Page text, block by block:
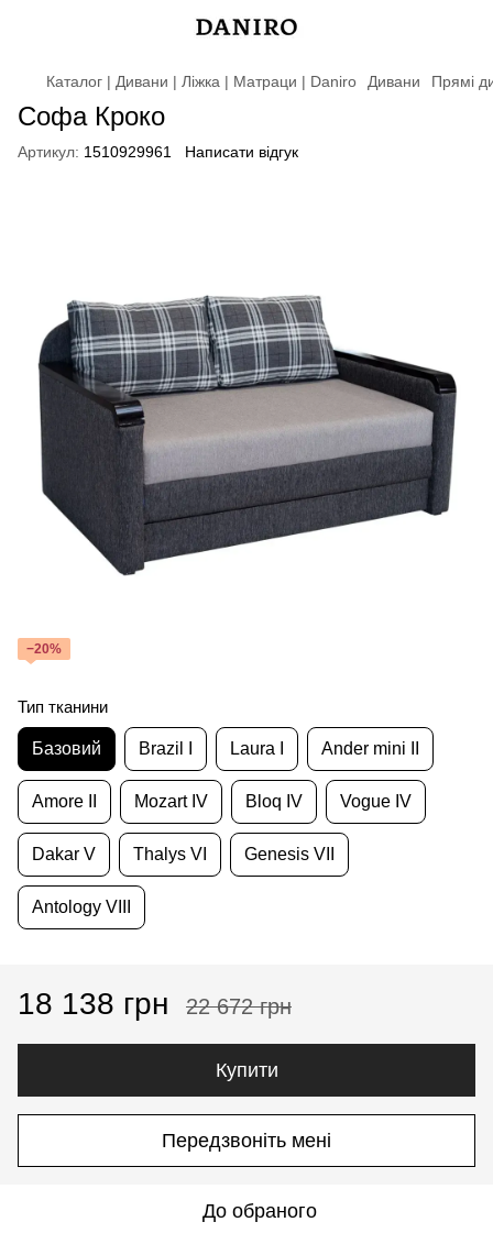
Каталог | Дивани | Ліжка | Матраци | Daniro Дивани Прямі
Софа Кроко
Артикул: 1510929961 Написати відгук
−20%
Тип тканини
Базовий Brazil I Laura I Ander mini II
Amore II Mozart IV Bloq IV Vogue IV
Dakar V Thalys VI Genesis VII
Antology VIII
18 138 грн 22 672 грн
Купити
Передзвоніть мені
До обраного